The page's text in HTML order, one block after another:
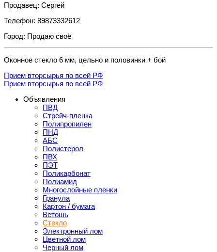
Продавец: Сергей
Телефон: 89873332612
Город: Продаю своё
Оконное стекло 6 мм, цельно и половинки + бой
Прием вторсырья по всей РФ
Прием вторсырья по всей РФ
Объявления
ПВД
Стрейч-пленка
Полипропилен
ПНД
АБС
Полистерол
ПВХ
ПЭТ
Поликарбонат
Полиамид
Многослойные пленки
Гранула
Картон / бумага
Ветошь
Стекло
Электронный лом
Цветной лом
Черный лом